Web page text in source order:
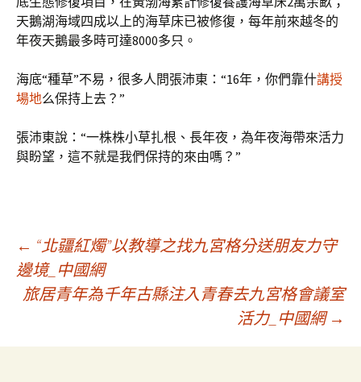
天鵝湖海域四成以上的海草床已被修復，每年前來越冬的
年夜天鵝最多時可達8000多只。
海底“種草”不易，很多人問張沛東：“16年，你們靠什講授
場地么保持上去？”
張沛東說：“一株株小草扎根、長年夜，為年夜海帶來活力
與盼望，這不就是我們保持的來由嗎？”
文
章
導
← “北疆紅燭”以教導之找九宮格分送朋友力守
邊境_中國網
旅居青年為千年古縣注入青春去九宮格會議室
活力_中國網 →